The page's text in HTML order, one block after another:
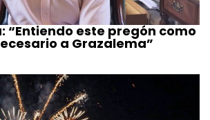
“Entiendo este pregón como
a Grazalema”